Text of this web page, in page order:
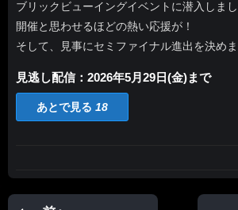
ブリックビューイングイベントに潜入しま
開催と思わせるほどの熱い応援が！
そして、見事にセミファイナル進出を決めま
見逃し配信：2026年5月29日(金)まで
あとで見る 18